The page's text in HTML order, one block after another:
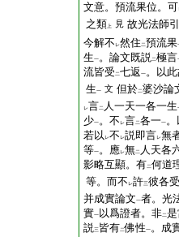
文意。預流果位。可
之類 上 見 故光法師引
今解不 レ然住 二預流果
生一。論文既説二極言
流皆受 二七返一。以
生一 文 但於二婆沙論
レ言二 人一天一各一生
少一。不 レ言二各一一。
若以 レ不 レ説即言レ無
等一。應レ無二 人天各
影略互顯。有二何道
等。而不 レ許三彼各受
并成實論文一者。光
實一 以爲證者。非二
説三皆有二佛性一。成